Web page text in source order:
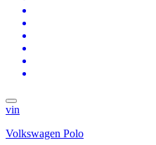
vin
Volkswagen Polo